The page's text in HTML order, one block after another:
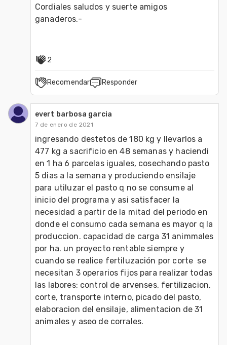
Cordiales saludos y suerte amigos
ganaderos.-
2
Recomendar Responder
evert barbosa garcia
7 de enero de 2021
ingresando destetos de 180 kg y llevarlos a
477 kg a sacrificio en 48 semanas y haciendi
en 1 ha 6 parcelas iguales, cosechando pasto
5 dias a la semana y produciendo ensilaje
para utiluzar el pasto q no se consume al
inicio del programa y asi satisfacer la
necesidad a partir de la mitad del periodo en
donde el consumo cada semana es mayor q la
produccion. capacidad de carga 31 animmales
por ha. un proyecto rentable siempre y
cuando se realice fertiluzación por corte  se
necesitan 3 operarios fijos para realizar todas
las labores: control de arvenses, fertilizacion,
corte, transporte interno, picado del pasto,
elaboracion del ensilaje, alimentacion de 31
animales y aseo de corrales.